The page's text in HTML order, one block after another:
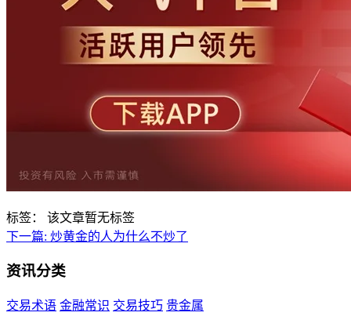
标签：
该文章暂无标签
下一篇: 炒黄金的人为什么不炒了
资讯分类
交易术语 金融常识 交易技巧 贵金属